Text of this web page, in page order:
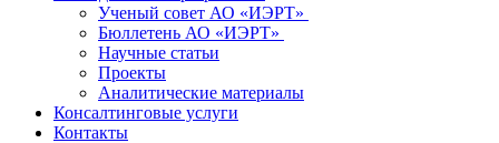
Ученый совет АО «ИЭРТ»
Бюллетень АО «ИЭРТ»
Научные статьи
Проекты
Аналитические материалы
Консалтинговые услуги
Контакты